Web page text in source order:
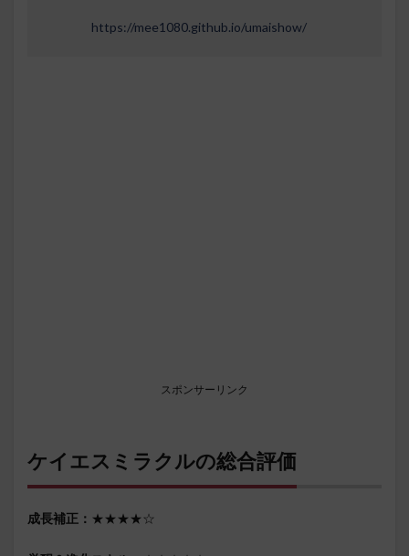
https://mee1080.github.io/umaishow/
スポンサーリンク
ケイエスミラクルの総合評価
成長補正： ★★★★☆